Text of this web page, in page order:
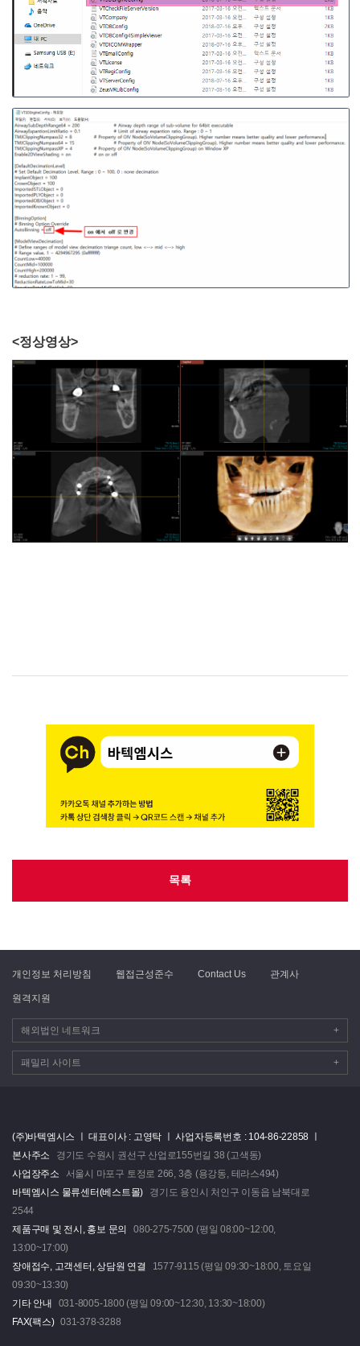
<정상영상>
목록
개인정보 처리방침 웹접근성준수 Contact Us 관계사
원격지원
해외법인 네트워크 +
패밀리 사이트 +
(주)바텍엠시스 ㅣ대표이사 : 고영탁 ㅣ사업자등록번호 : 104-86-22858 ㅣ
본사주소
경기도 수원시 권선구 산업로155번길 38 (고색동)
사업장주소
서울시 마포구 토정로 266, 3층 (용강동, 테라스494)
바텍엠시스 물류센터(베스트몰)
경기도 용인시 처인구 이동읍 남북대로
2544
제품구매 및 전시, 홍보 문의
080-275-7500 (평일 08:00~12:00,
13:00~17:00)
장애접수, 고객센터, 상담원 연결
1577-9115 (평일 09:30~18:00, 토요일
09:30~13:30)
기타 안내
031-8005-1800 (평일 09:00~12:30, 13:30~18:00)
FAX(팩스) 031-378-3288